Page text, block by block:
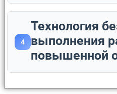
4
Технология
выполнения
повышенной